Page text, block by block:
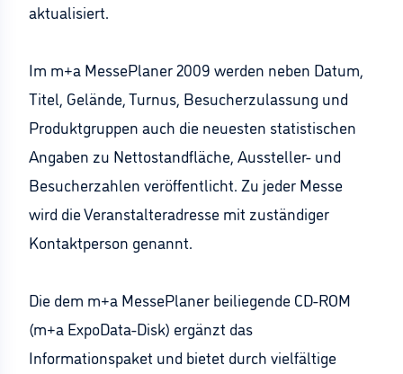
aktualisiert.
Im m+a MessePlaner 2009 werden neben Datum,
Titel, Gelände, Turnus, Besucherzulassung und
Produktgruppen auch die neuesten statistischen
Angaben zu Nettostandfläche, Aussteller- und
Besucherzahlen veröffentlicht. Zu jeder Messe
wird die Veranstalteradresse mit zuständiger
Kontaktperson genannt.
Die dem m+a MessePlaner beiliegende CD-ROM
(m+a ExpoData-Disk) ergänzt das
Informationspaket und bietet durch vielfältige